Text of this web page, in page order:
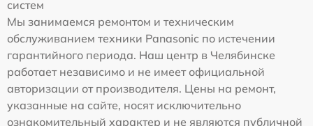
систем
Мы занимаемся ремонтом и техническим
обслуживанием техники Panasonic по истечении
гарантийного периода. Наш центр в Челябинске
работает независимо и не имеет официальной
авторизации от производителя. Цены на ремонт,
указанные на сайте, носят исключительно
ознакомительный характер и не являются публичной